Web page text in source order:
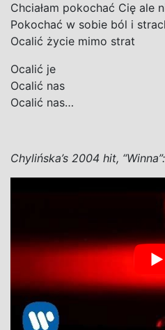
Chciałam pokochać Cię ale
Pokochać w sobie ból i
Ocalić życie mimo strat
Ocalić je
Ocalić nas
Ocalić nas…
Chylińska’s 2004 hit, “Winna”: